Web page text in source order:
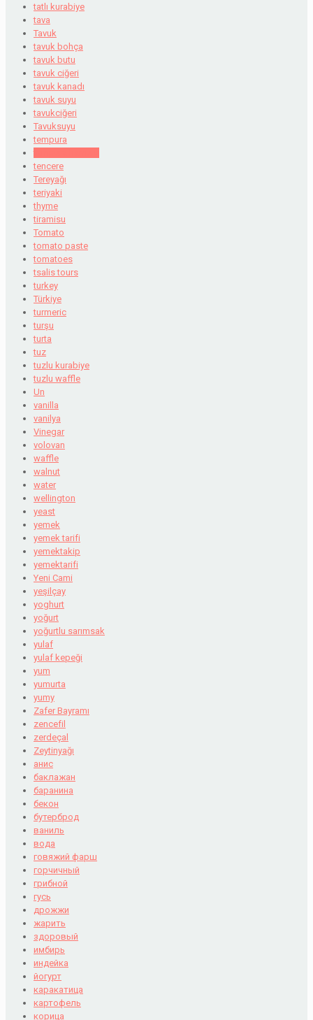
tatlı kurabiye
tava
Tavuk
tavuk bohça
tavuk butu
tavuk ciğeri
tavuk kanadı
tavuk suyu
tavukciğeri
Tavuksuyu
tempura
tencere
Tereyağı
teriyaki
thyme
tiramisu
Tomato
tomato paste
tomatoes
tsalis tours
turkey
Türkiye
turmeric
turşu
turta
tuz
tuzlu kurabiye
tuzlu waffle
Un
vanilla
vanilya
Vinegar
volovan
waffle
walnut
water
wellington
yeast
yemek
yemek tarifi
yemektakip
yemektarifi
Yeni Cami
yeşilçay
yoghurt
yoğurt
yoğurtlu sarımsak
yulaf
yulaf kepeği
yum
yumurta
yumy
Zafer Bayramı
zencefil
zerdeçal
Zeytinyağı
анис
баклажан
баранина
бекон
бутерброд
ваниль
вода
говяжий фарш
горчичный
грибной
гусь
дрожжи
жарить
здоровый
имбирь
индейка
йогурт
каракатица
картофель
корица